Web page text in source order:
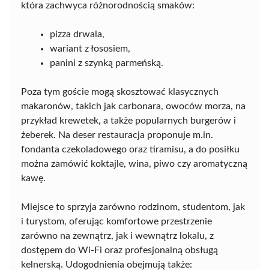
która zachwyca różnorodnością smaków:
pizza drwala,
wariant z łososiem,
panini z szynką parmeńską.
Poza tym goście mogą skosztować klasycznych
makaronów, takich jak carbonara, owoców morza, na
przykład krewetek, a także popularnych burgerów i
żeberek. Na deser restauracja proponuje m.in.
fondanta czekoladowego oraz tiramisu, a do posiłku
można zamówić koktajle, wina, piwo czy aromatyczną
kawę.
Miejsce to sprzyja zarówno rodzinom, studentom, jak
i turystom, oferując komfortowe przestrzenie
zarówno na zewnątrz, jak i wewnątrz lokalu, z
dostępem do Wi-Fi oraz profesjonalną obsługą
kelnerską. Udogodnienia obejmują także: